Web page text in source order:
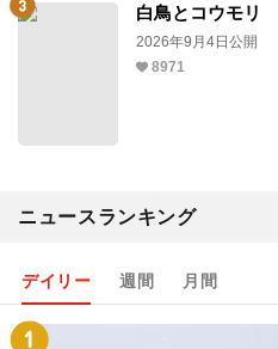
白鳥とコウモリ
2026年9月4日公開
8971
ニュースランキング
デイリー 週間 月間